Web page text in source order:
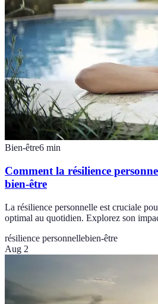
Bien-être6 min
Comment la résilience
bien-être
La résilience personnelle est cruciale
optimal au quotidien. Explorez son
résilience personnellebien-être
Aug 2